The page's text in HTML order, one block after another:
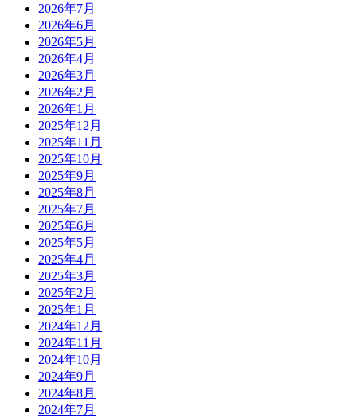
2026年7月
2026年6月
2026年5月
2026年4月
2026年3月
2026年2月
2026年1月
2025年12月
2025年11月
2025年10月
2025年9月
2025年8月
2025年7月
2025年6月
2025年5月
2025年4月
2025年3月
2025年2月
2025年1月
2024年12月
2024年11月
2024年10月
2024年9月
2024年8月
2024年7月